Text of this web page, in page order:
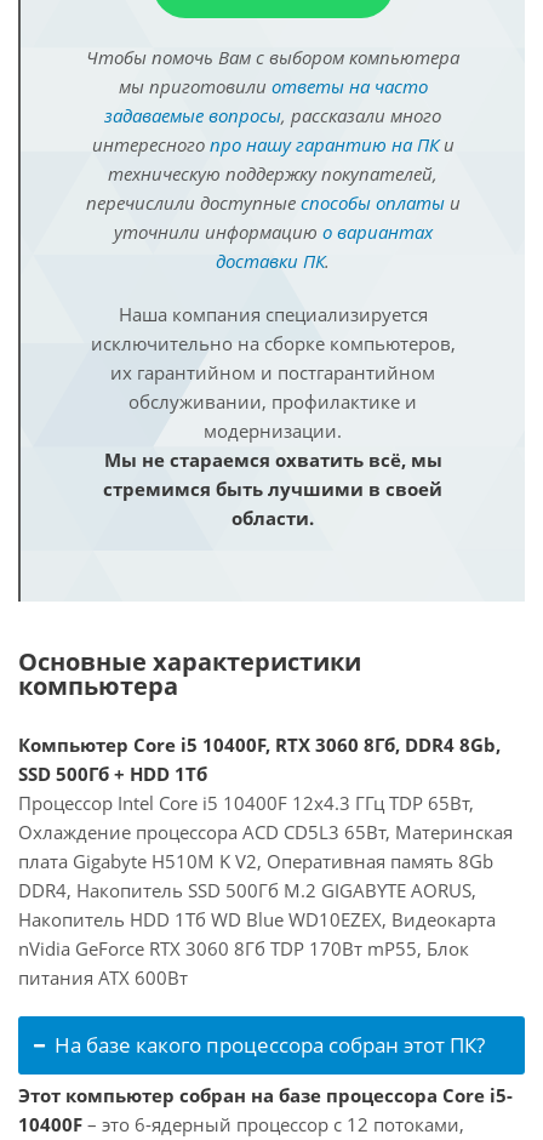
Чтобы помочь Вам с выбором компьютера
мы приготовили ответы на часто
задаваемые вопросы, рассказали много
интересного про нашу гарантию на ПКи
техническую поддержку покупателей,
перечислили доступные способы оплатыи
уточнили информацию о вариантах
доставки ПК.
Наша компания специализируется
исключительно на сборке компьютеров,
их гарантийном и постгарантийном
обслуживании, профилактике и
модернизации.
Мы не стараемся охватить всё, мы
стремимся быть лучшими в своей
области.
Основные характеристики
компьютера
Компьютер Core i5 10400F, RTX 3060 8Гб, DDR4 8Gb,
SSD 500Гб + HDD 1Тб
Процессор Intel Core i5 10400F 12x4.3 ГГц TDP 65Вт,
Охлаждение процессора ACD CD5L3 65Вт, Материнская
плата Gigabyte H510M K V2, Оперативная память 8Gb
DDR4, Накопитель SSD 500Гб M.2 GIGABYTE AORUS,
Накопитель HDD 1Тб WD Blue WD10EZEX, Видеокарта
nVidia GeForce RTX 3060 8Гб TDP 170Вт mP55, Блок
питания ATX 600Вт
На базе какого процессора собран этот ПК?
Этот компьютер собран на базе процессора Core i5-
10400F – это 6-ядерный процессор с 12 потоками,